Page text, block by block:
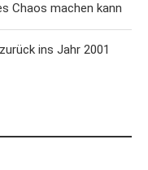
Chaos machen kann
ins Jahr 2001